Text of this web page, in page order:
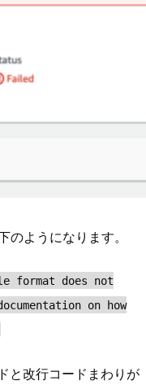
のようになります。
format does not
on how
と改行コードまわりが